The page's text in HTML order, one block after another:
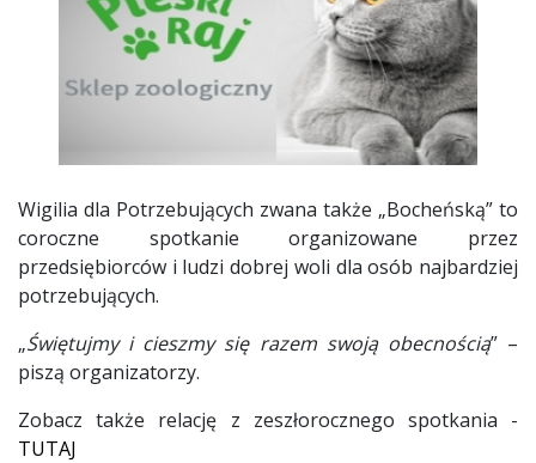
Wigilia dla Potrzebujących zwana także „Bocheńską” to
coroczne spotkanie organizowane przez
przedsiębiorców i ludzi dobrej woli dla osób najbardziej
potrzebujących.
„Świętujmy i cieszmy się razem swoją obecnością” –
piszą organizatorzy.
Zobacz także relację z zeszłorocznego spotkania -
TUTAJ